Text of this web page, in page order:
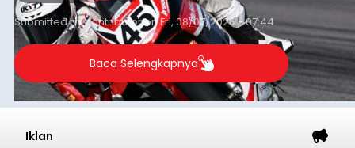
Submitted bycontributoronFri, 08/07/2026 - 07:44
Baca Selengkapnya
Iklan